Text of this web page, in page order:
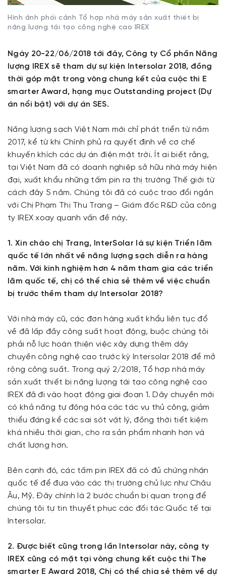
Hình ảnh phối cảnh Tổ hợp nhà máy sản xuất thiết bị
năng lượng tái tạo công nghệ cao IREX
Ngày 20-22/06/2018 tới đây, Công ty Cổ phần Năng
lượng IREX sẽ tham dự sự kiện Intersolar 2018, đồng
thời góp mặt trong vòng chung kết của cuộc thi E
smarter Award, hạng mục Outstanding project (Dự
án nổi bật) với dự án SES.
Năng lượng sạch Việt Nam mới chỉ phát triển từ năm
2017, kể từ khi Chính phủ ra quyết định về cơ chế
khuyến khích các dự án điện mặt trời. Ít ai biết rằng,
tại Việt Nam đã có doanh nghiệp sở hữu nhà máy hiện
đại, xuất khẩu những tấm pin ra thị trường Thế giới từ
cách đây 5 năm. Chúng tôi đã có cuộc trao đổi ngắn
với Chị Phạm Thị Thu Trang – Giám đốc R&D của công
ty IREX xoay quanh vấn đề này.
1. Xin chào chị Trang, InterSolar là sự kiện Triển lãm
quốc tế lớn nhất về năng lượng sạch diễn ra hàng
năm. Với kinh nghiệm hơn 4 năm tham gia các triển
lãm quốc tế, chị có thể chia sẻ thêm về việc chuẩn
bị trước thềm tham dự Intersolar 2018?
Với nhà máy cũ, các đơn hàng xuất khẩu liên tục đổ
về đã lấp đầy công suất hoạt động, buộc chúng tôi
phải nỗ lực hoàn thiện việc xây dựng thêm dây
chuyền công nghệ cao trước kỳ Intersolar 2018 để mở
rộng công suất. Trong quý 2/2018, Tổ hợp nhà máy
sản xuất thiết bị năng lượng tái tạo công nghệ cao
IREX đã đi vào hoạt động giai đoạn 1. Dây chuyền mới
có khả năng tự động hóa các tác vụ thủ công, giảm
thiểu đáng kể các sai sót vật lý, đồng thời tiết kiệm
khá nhiều thời gian, cho ra sản phẩm nhanh hơn và
chất lượng hơn.
Bên cạnh đó, các tấm pin IREX đã có đủ chứng nhận
quốc tế để đưa vào các thị trường chủ lực như Châu
Âu, Mỹ. Đây chính là 2 bước chuẩn bị quan trọng để
chúng tôi tự tin thuyết phục các đối tác Quốc tế tại
Intersolar.
2. Được biết cũng trong lần Intersolar này, công ty
IREX cũng có mặt tại vòng chung kết cuộc thi The
smarter E Award 2018, Chị có thể chia sẻ thêm về dự